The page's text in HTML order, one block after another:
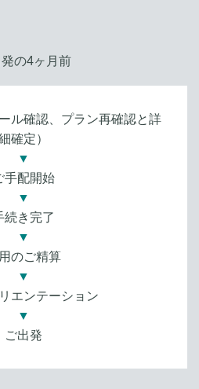
発の4ヶ月前
ル確認、プラン再確認と詳
確定）
▼
手配開始
▼
続き完了
▼
のご精算
▼
エンテーション
▼
ご出発